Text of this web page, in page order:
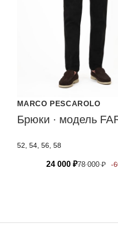
MARCO PESCAROLO
Брюки · модель
52, 54, 56, 58
24 000 ₽78 000₽ -